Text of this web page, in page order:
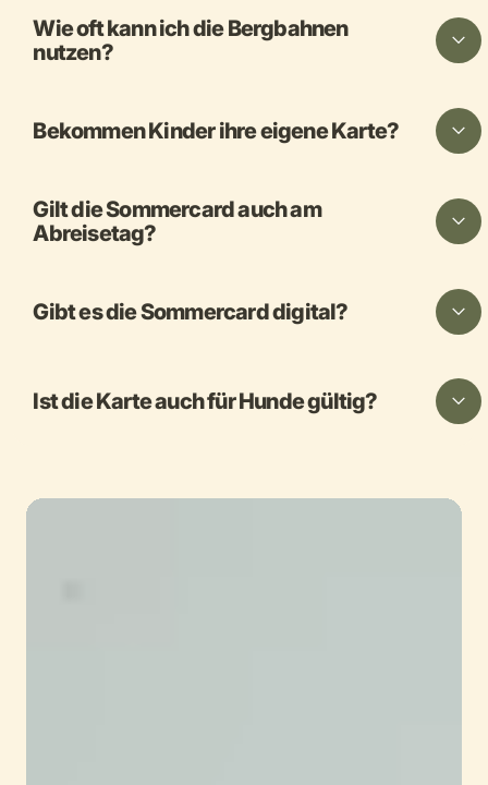
Wie oft kann ich die Bergbahnen
nutzen?
Bekommen Kinder ihre eigene Karte?
Gilt die Sommercard auch am
Abreisetag?
Gibt es die Sommercard digital?
Ist die Karte auch für Hunde gültig?